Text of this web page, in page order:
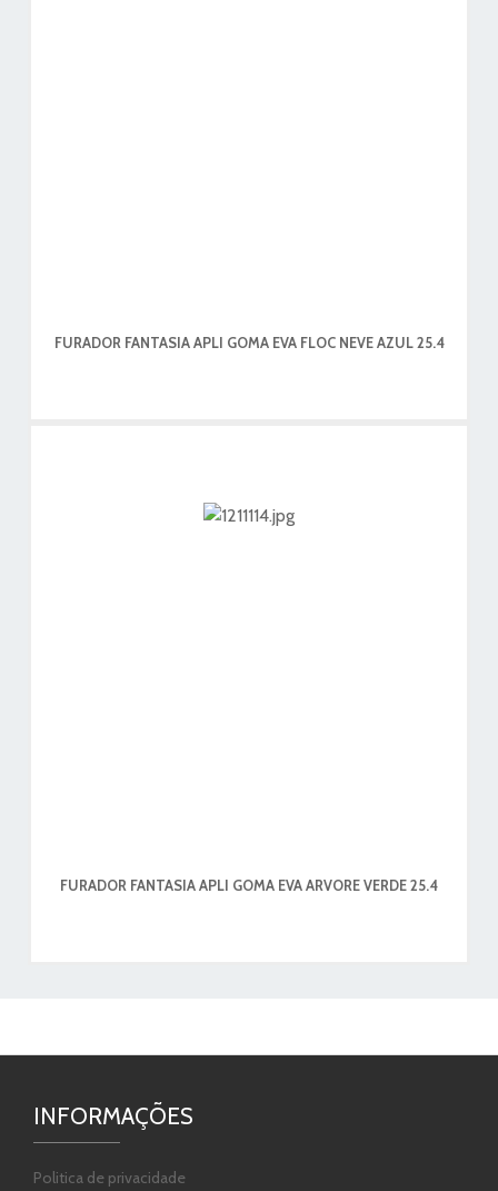
FURADOR FANTASIA APLI GOMA EVA FLOC NEVE AZUL 25.4
FURADOR FANTASIA APLI GOMA EVA ARVORE VERDE 25.4
INFORMAÇÕES
Politica de privacidade